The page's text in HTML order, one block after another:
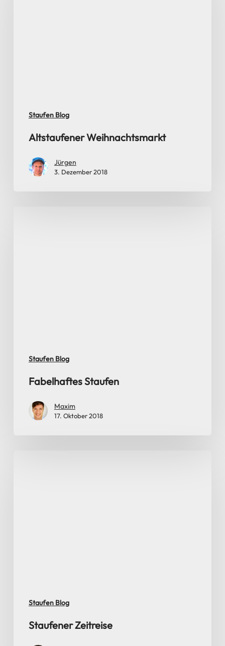
Staufen Blog
Altstaufener Weihnachtsmarkt
Jürgen
3. Dezember 2018
Staufen Blog
Fabelhaftes Staufen
Maxim
17. Oktober 2018
Staufen Blog
Staufener Zeitreise